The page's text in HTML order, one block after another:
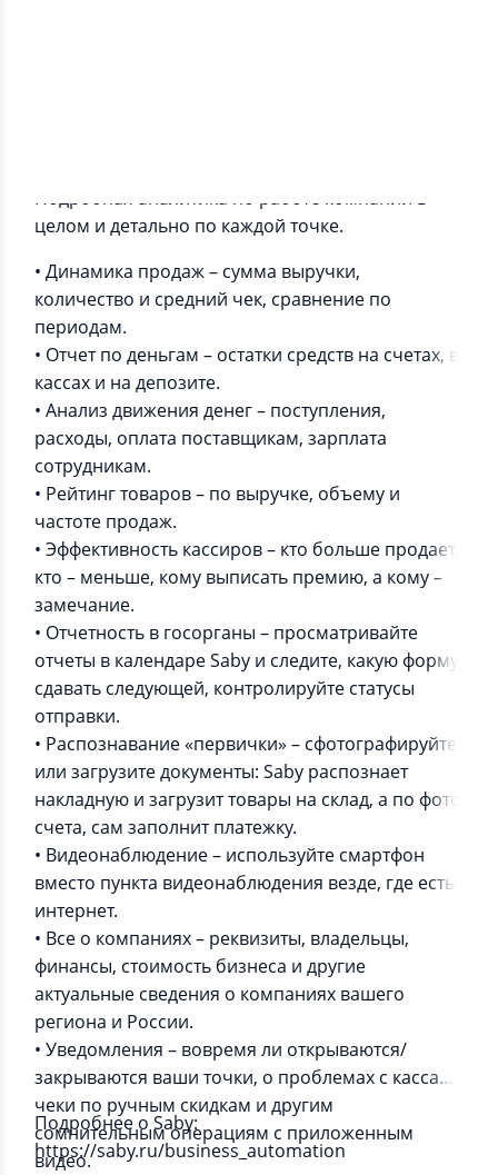
Подробная аналитика по работе компании в
целом и детально по каждой точке.
• Динамика продаж – сумма выручки,
количество и средний чек, сравнение по
периодам.
• Отчет по деньгам – остатки средств на счетах, в
кассах и на депозите.
• Анализ движения денег – поступления,
расходы, оплата поставщикам, зарплата
сотрудникам.
• Рейтинг товаров – по выручке, объему и
частоте продаж.
• Эффективность кассиров – кто больше продает,
кто – меньше, кому выписать премию, а кому –
замечание.
• Отчетность в госорганы – просматривайте
отчеты в календаре Saby и следите, какую форму
сдавать следующей, контролируйте статусы
отправки.
• Распознавание «первички» – сфотографируйте
или загрузите документы: Saby распознает
накладную и загрузит товары на склад, а по фото
счета, сам заполнит платежку.
• Видеонаблюдение – используйте смартфон
вместо пункта видеонаблюдения везде, где есть
интернет.
• Все о компаниях – реквизиты, владельцы,
финансы, стоимость бизнеса и другие
актуальные сведения о компаниях вашего
региона и России.
• Уведомления – вовремя ли открываются/
закрываются ваши точки, о проблемах с кассам,
чеки по ручным скидкам и другим
сомнительным операциям с приложенным
видео.
Подробнее о Saby:
https://saby.ru/business_automation